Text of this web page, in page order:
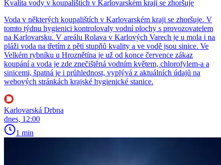
Kvalita vody v koupalištích v Karlovarském kraji se zhoršuje
Voda v některých koupalištích v Karlovarském kraji se zhoršuje. V
tomto týdnu hygienici kontrolovaly vodní plochy s provozovatelem
na Karlovarsku. V areálu Rolava v Karlových Varech je u mola i na
pláži voda na třetím z pěti stupňů kvality a ve vodě jsou sinice. Ve
Velkém rybníku u Hroznětína je už od konce července zákaz
koupání a voda je zde znečištěná vodním květem, chlorofylem-a a
sinicemi, špatná je i průhlednost, vyplývá z aktuálních údajů na
webových stránkách krajské hygienické stanice.
Karlovarská Drbna
dnes, 12:00
1 min